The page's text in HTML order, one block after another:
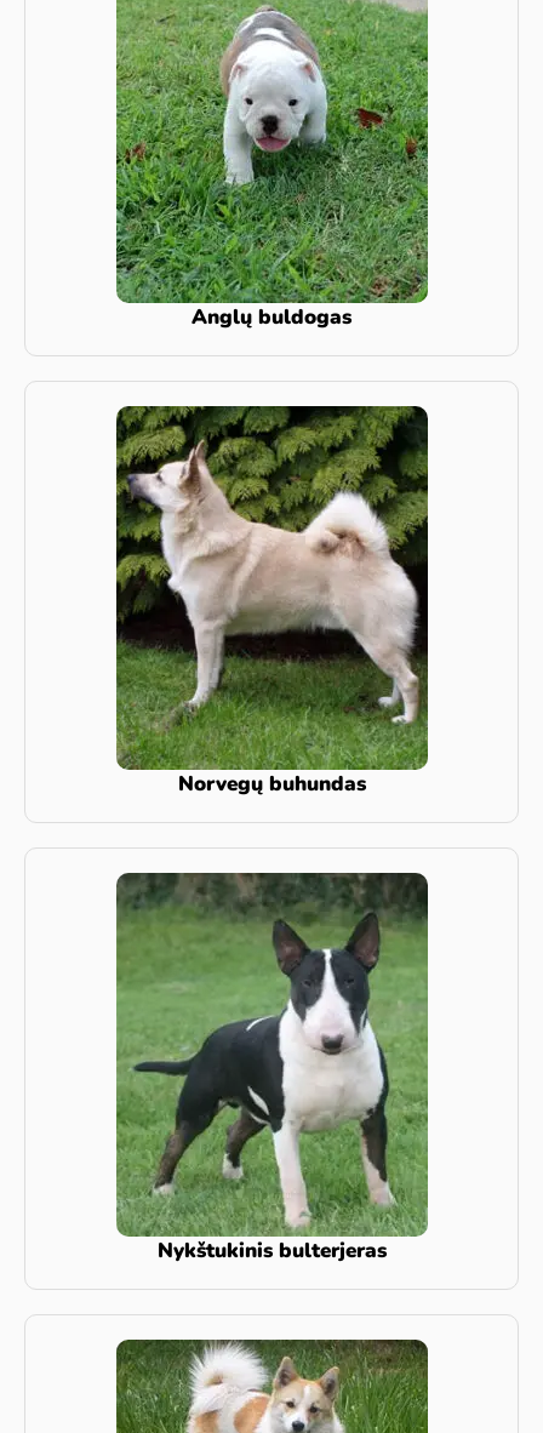
Anglų buldogas
Norvegų buhundas
Nykštukinis bulterjeras